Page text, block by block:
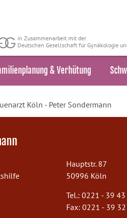
in Zusammenarbeit mit der
Deutschen Gesellschaft für Gynäkologie
& Verhütung
Köln - Peter Sondermann
Hauptstr. 87
50996 Köln
Tel.: 0221 - 39
Fax: 0221 - 39